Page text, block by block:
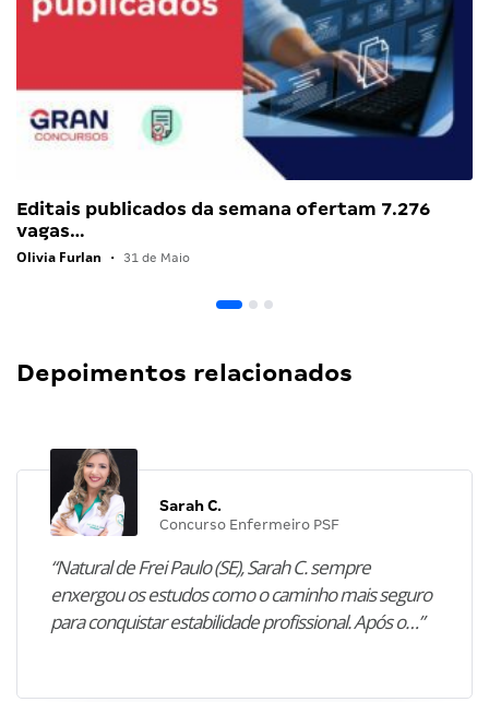
Editais publicados da semana ofertam 7.276
vagas…
Olivia Furlan • 31 de Maio
Depoimentos relacionados
Sarah C.
Concurso Enfermeiro PSF
“Natural de Frei Paulo (SE), Sarah C. sempre
enxergou os estudos como o caminho mais seguro
para conquistar estabilidade profissional. Após o…”